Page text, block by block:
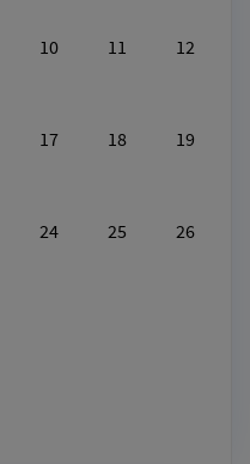
10 11 12
17 18 19
24 25 26